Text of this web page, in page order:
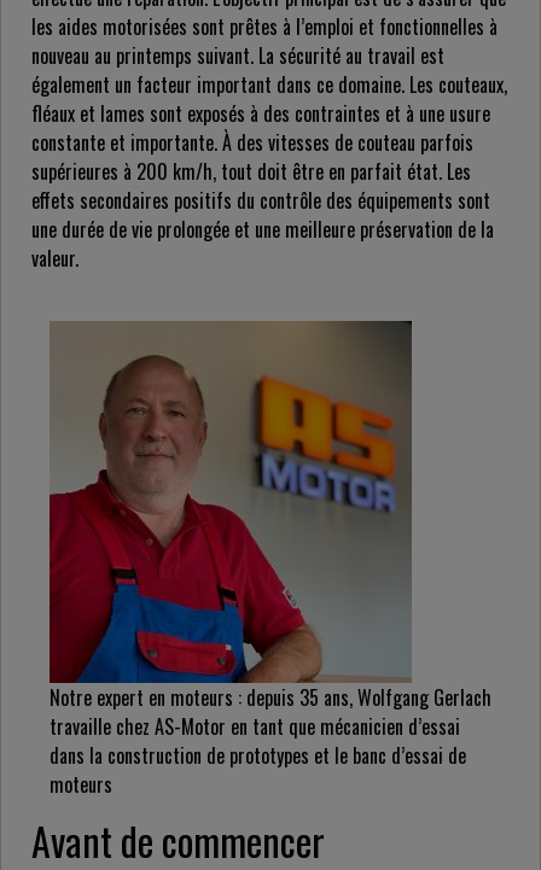
les aides motorisées sont prêtes à l’emploi et fonctionnelles à
nouveau au printemps suivant. La sécurité au travail est
également un facteur important dans ce domaine. Les couteaux,
fléaux et lames sont exposés à des contraintes et à une usure
constante et importante. À des vitesses de couteau parfois
supérieures à 200 km/h, tout doit être en parfait état. Les
effets secondaires positifs du contrôle des équipements sont
une durée de vie prolongée et une meilleure préservation de la
valeur.
Notre expert en moteurs : depuis 35 ans, Wolfgang Gerlach
travaille chez AS-Motor en tant que mécanicien d’essai
dans la construction de prototypes et le banc d’essai de
moteurs
Avant de commencer